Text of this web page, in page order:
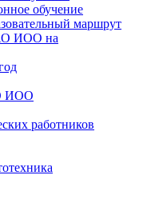
обучение
маршрут
ИОО на
ИОО
работников